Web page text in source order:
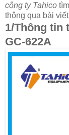
công ty Tahico
thông qua bài
1/Thông tin
GC-622A